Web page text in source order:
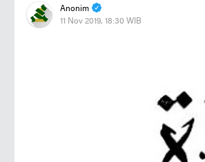
Anonim
11 Nov 2019, 18:30 WIB